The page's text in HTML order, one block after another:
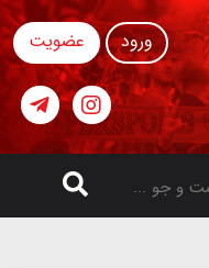
ورود عضویت